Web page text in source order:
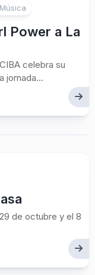
Música
Power a La
celebra su
jornada...
de octubre y el 8